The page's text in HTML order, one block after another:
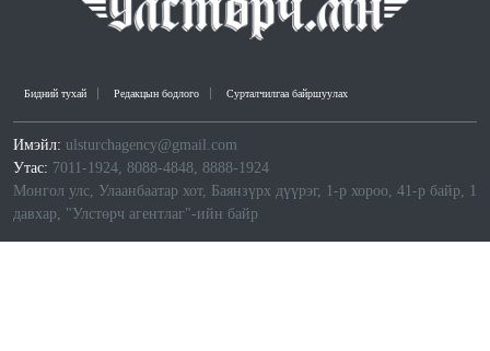
Бидний тухай Редакцын бодлого Сурталчилгаа байршуулах
Имэйл: ulsturchagency@gmail.com
Утас: 7011-1924, 8088-4848, 8888-1924
Монгол улс, Улаанбаатар хот, Баянзүрх дүүрэг, 1-р хороо, 41-р байр, 1
давхар, "Улстөрч агентлаг"-ийн байр